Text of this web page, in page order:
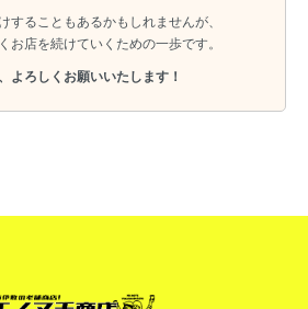
することもあるかもしれませんが、
お店を続けていくための一歩です。
よろしくお願いいたします！